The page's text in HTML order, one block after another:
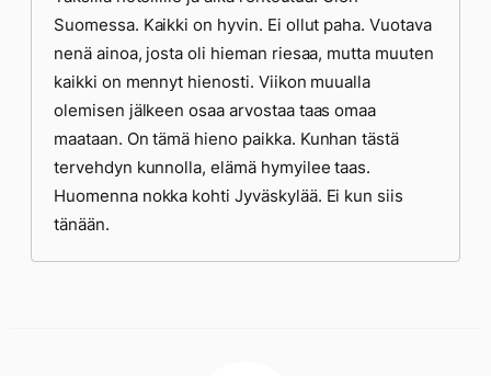
Suomessa. Kaikki on hyvin. Ei ollut paha. Vuotava
nenä ainoa, josta oli hieman riesaa, mutta muuten
kaikki on mennyt hienosti. Viikon muualla
olemisen jälkeen osaa arvostaa taas omaa
maataan. On tämä hieno paikka. Kunhan tästä
tervehdyn kunnolla, elämä hymyilee taas.
Huomenna nokka kohti Jyväskylää. Ei kun siis
tänään.